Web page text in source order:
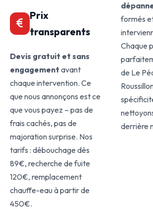
Prix
transparents
Devis gratuit et sans
engagement avant
chaque intervention. Ce
que nous annonçons est ce
que vous payez – pas de
frais cachés, pas de
majoration surprise. Nos
tarifs : débouchage dès
89€, recherche de fuite
120€, remplacement
chauffe-eau à partir de
450€.
formés
Chaque
de Le
derrière